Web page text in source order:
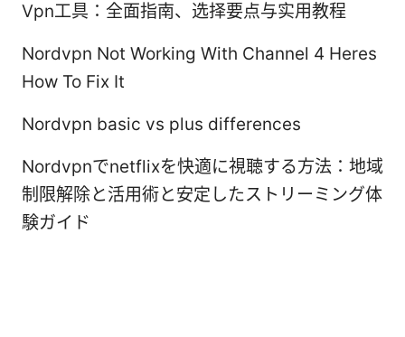
Vpn工具：全面指南、选择要点与实用教程
Nordvpn Not Working With Channel 4 Heres
How To Fix It
Nordvpn basic vs plus differences
Nordvpnでnetflixを快適に視聴する方法：地域
制限解除と活用術と安定したストリーミング体
験ガイド